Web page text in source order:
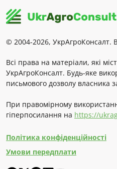
© 2004-2026, УкрАгроКонсалт.
Всі права на матеріали, які
УкрАгроКонсалт. Будь-яке
письмового дозволу власника
При правомірному
гіперпосилання на https://
Політика конфіденційності
Умови передплати